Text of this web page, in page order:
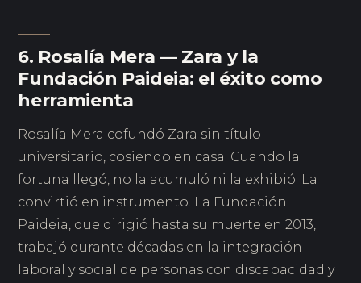
6. Rosalía Mera — Zara y la
Fundación Paideia: el éxito como
herramienta
Rosalía Mera cofundó Zara sin título
universitario, cosiendo en casa. Cuando la
fortuna llegó, no la acumuló ni la exhibió. La
convirtió en instrumento. La Fundación
Paideia, que dirigió hasta su muerte en 2013,
trabajó durante décadas en la integración
laboral y social de personas con discapacidad y